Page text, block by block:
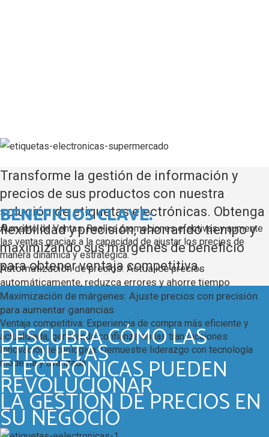
Transforme la gestión de información y
precios de sus productos con nuestra
solución de etiquetas electrónicas. Obtenga
flexibilidad y precisión, ahorrando tiempo y
maximizando sus márgenes de beneficio
para obtener ventaja competitiva.
BENEFICIOS CLAVE:
Aumento de Ventas:Realice promociones efectivas y aumente
las ventas gracias a la capacidad de ajustar los precios de
manera dinámica y estratégica.
Automatización de precios: Actualice precios
automáticamente, reduzca errores y ahorre tiempo
Maximización de márgenes: Ajuste precios con precisión
para aumentar ganancias
Ventaja competitiva: Experiencia de compra más eficiente y
actualizada, generando confianza en las transacciones
Innovación tecnológica:Demuestre liderazgo con tecnología
moderna y avanzada
DESCUBRA CÓMO LAS
ETIQUETAS
ELECTRÓNICAS PUEDEN
REVOLUCIONAR
LA GESTIÓN DE PRECIOS EN
SU NEGOCIO